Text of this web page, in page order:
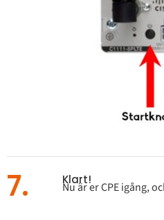
7. Klart!
Nu är er CPE igång,